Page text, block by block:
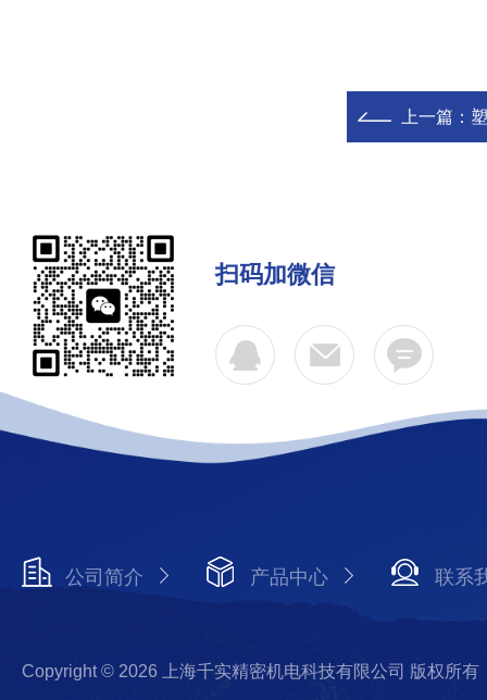
上一篇：
扫码加微信
公司简介 产品中心 联系
Copyright © 2026 上海千实精密机电科技有限公司 版权所有